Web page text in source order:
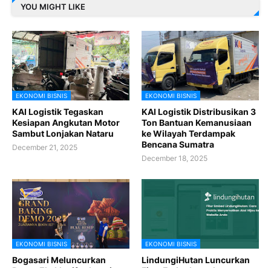
YOU MIGHT LIKE
EKONOMI BISNIS
KAI Logistik Tegaskan
Kesiapan Angkutan Motor
Sambut Lonjakan Nataru
December 21, 2025
EKONOMI BISNIS
KAI Logistik Distribusikan 3
Ton Bantuan Kemanusiaan
ke Wilayah Terdampak
Bencana Sumatra
December 18, 2025
EKONOMI BISNIS
Bogasari Meluncurkan
EKONOMI BISNIS
LindungiHutan Luncurkan